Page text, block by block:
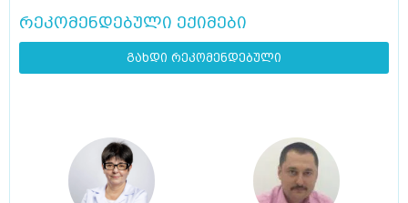
რეკომენდებული ექიმები
გახდი რეკომენდებული